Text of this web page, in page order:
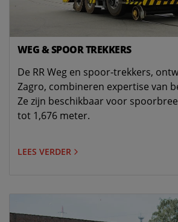
WEG & SPOOR TREKKERS
De RR Weg en spoor-trekkers,
Zagro, combineren expertise van
Ze zijn beschikbaar voor
tot 1,676 meter.
LEES VERDER